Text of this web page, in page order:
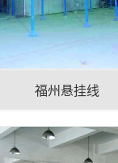
福州悬挂线